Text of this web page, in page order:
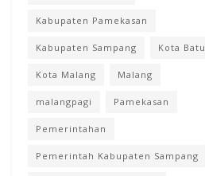
Kabupaten Pamekasan
Kabupaten Sampang Kota Batu
Kota Malang Malang
malangpagi Pamekasan
Pemerintahan
Pemerintah Kabupaten Sampang